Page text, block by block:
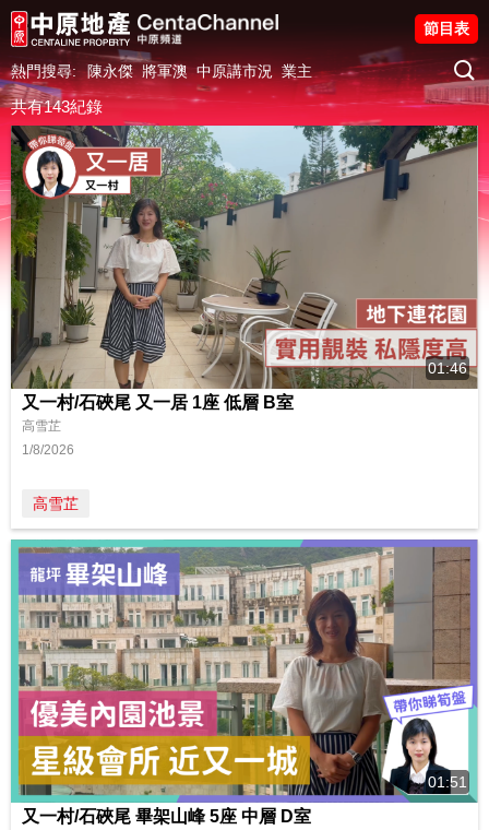
熱門搜尋: 陳永傑 將軍澳 中原講市況 業主
節目表
共有143紀錄
01:46
又一村/石硤尾 又一居 1座 低層 B室
高雪芷
1/8/2026
高雪芷
01:51
又一村/石硤尾 畢架山峰 5座 中層 D室